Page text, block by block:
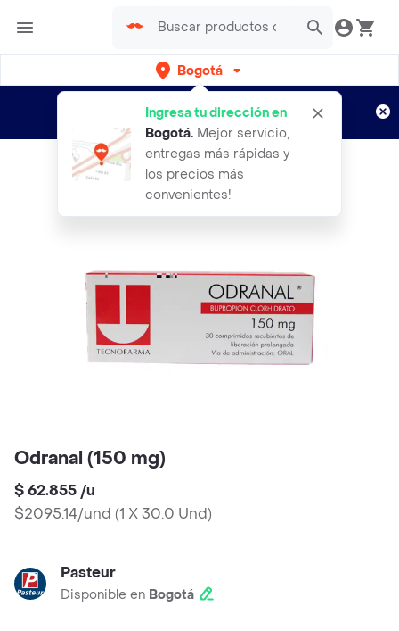
Bogotá
Ingresa tu dirección en
Bogotá. Mejor servicio,
entregas más rápidas y
los precios más
convenientes!
envíos gratis por semanas
Aplican TyC
Odranal (150 mg)
$ 62.855 /u
$2095.14/und (1 X 30.0 Und)
Pasteur
Disponible en Bogotá